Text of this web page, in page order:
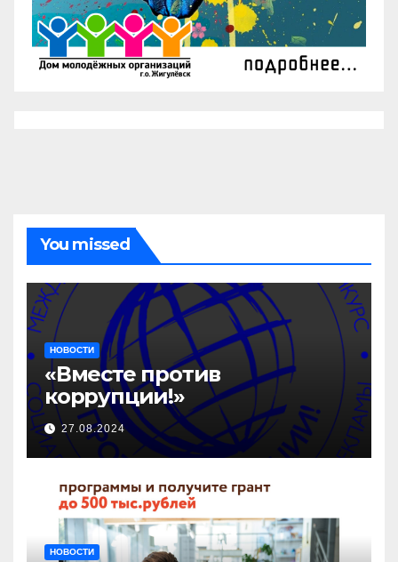
You missed
НОВОСТИ
«Вместе против
коррупции!»
27.08.2024
НОВОСТИ